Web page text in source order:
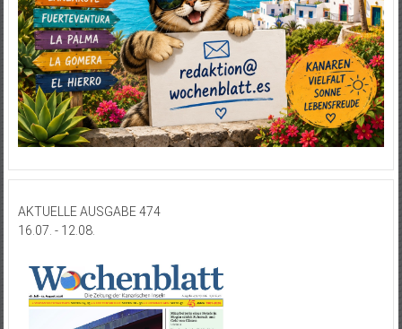
AKTUELLE AUSGABE 474
16.07. - 12.08.